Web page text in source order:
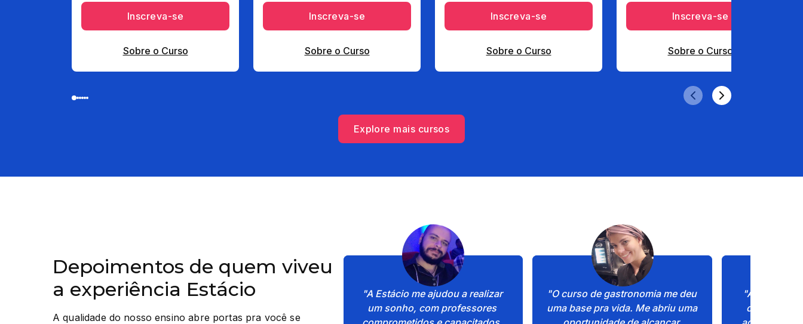
Inscreva-se
Sobre o Curso
Inscreva-se
Sobre o Curso
Inscreva-se
Sobre o Curso
Inscreva-se
Sobre o Curso
Explore mais cursos
Depoimentos de quem viveu
a experiência Estácio
A qualidade do nosso ensino abre portas pra você se
"A Estácio me ajudou a realizar
um sonho, com professores
"O curso de gastronomia me deu
uma base pra vida. Me abriu uma
"A Estácio
chance de